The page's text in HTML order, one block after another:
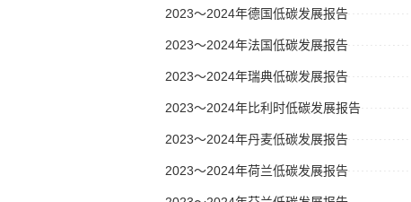
2023～2024年德国低碳发展报告
2023～2024年法国低碳发展报告
2023～2024年瑞典低碳发展报告
2023～2024年比利时低碳发展报告
2023～2024年丹麦低碳发展报告
2023～2024年荷兰低碳发展报告